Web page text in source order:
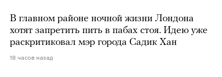
В главном районе ночной жизни Лондона
хотят запретить пить в пабах стоя. Идею уже
раскритиковал мэр города Садик Хан
18 часов назад